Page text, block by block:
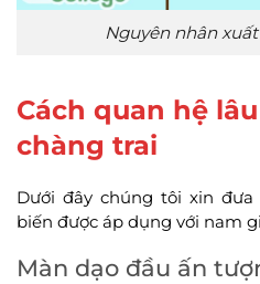
Nguyên nhân
Cách quan hệ
chàng trai
Dưới đây chúng tôi xin
biến được áp dụng với nam
Màn dạo đầu ấn